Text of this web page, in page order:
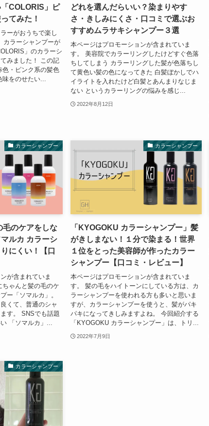
COLORIS」ピ
てみた！
ーがおうちで楽し
カラーシャンプーが
」のカラーシ
みました！ この記
・ピンク系の髪色
をのせたい...
どれを選んだらいい？染まりやす
さ・きしみにくさ・口コミで選ぶお
すすめムラサキシャンプー３選
本ページはプロモーションが含まれていま
す。 美容院でカラーリングしたけどすぐ色落
ちしてしまう カラーリングした髪が色落ちし
て黄色い髪の色になってきた 白髪ぼかしでハ
イライトを入れたけど白髪とあんまりなじま
ない というカラーリングの悩みを感じ...
2022年8月12日
カラーシャンプー
毛のケアをしな
ルカ カラーシ
にくい！【口
が含まれていま
ゃんと髪の毛のケ
ー「ソマルカ」。
くて、普通のシャ
す。 SNSでも話題
「ソマルカ」...
カラーシャンプー
「KYOGOKU カラーシャンプー」髪
がきしまない！１分で染まる！世界
１位をとった美容師が作ったカラー
シャンプー【口コミ・レビュー】
本ページはプロモーションが含まれていま
す。 髪の毛をハイトーンにしている方は、カ
ラーシャンプーを使われる方も多いと思いま
すが、カラーシャンプーを使うと、髪がパキ
パキになってきしみますよね。 今回紹介する
「KYOGOKU カラーシャンプー」は、トリ...
2022年7月9日
カラーシャンプー